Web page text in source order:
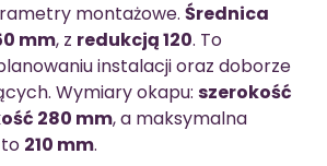
montażowe. Średnica
mm, z redukcją 120. To
instalacji oraz doborze
Wymiary okapu: szerokość
280 mm, a maksymalna
210 mm.